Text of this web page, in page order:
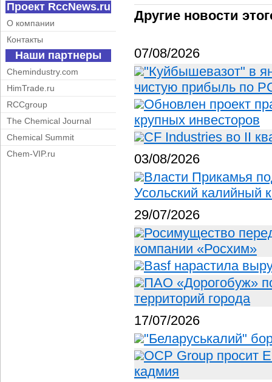
Проект RccNews.ru
О компании
Контакты
Наши партнеры
Chemindustry.com
HimTrade.ru
RCCgroup
The Chemical Journal
Chemical Summit
Chem-VIP.ru
Другие новости
07/08/2026
"Куйбышевазот" в
чистую прибыль по
Обновлен проект
крупных инвесторов
CF Industries во II
03/08/2026
Власти Прикамья
Усольский
29/07/2026
Росимущество
компании «Росхим»
Basf нарастила
ПАО «Дорогобуж»
территорий города
17/07/2026
"Беларуськалий"
OCP Group просит
кадмия